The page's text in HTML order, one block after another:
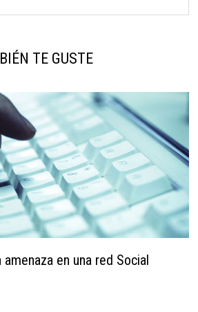
TE GUSTE
amenaza en una red Social